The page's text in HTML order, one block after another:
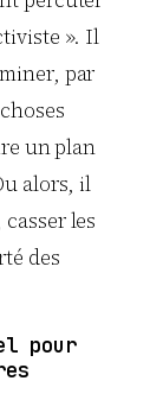
». Il
par
un plan
alors, il
les
des
pour